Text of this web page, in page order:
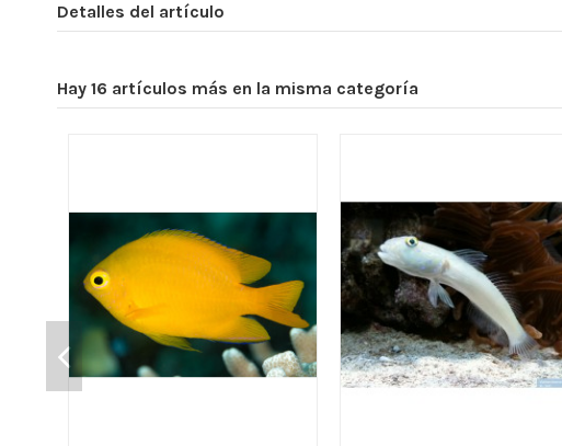
Detalles del artículo
Hay 16 artículos más en la misma categoría